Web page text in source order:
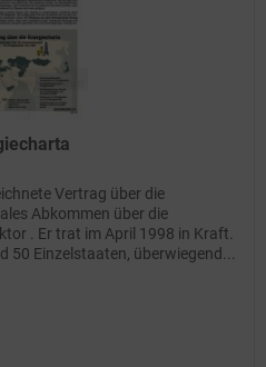
Vertrag über die
Abkommen über die
. Er trat im April 1998 in Kraft.
50 Einzelstaaten, überwiegend...